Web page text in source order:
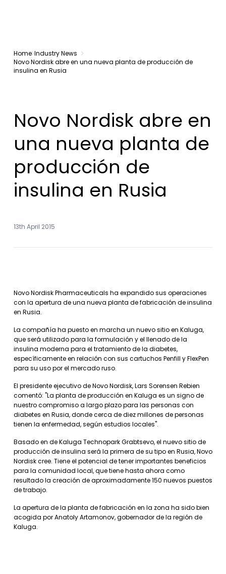
Home Industry News
Novo Nordisk abre en una nueva planta de producción de
insulina en Rusia
Novo Nordisk abre en
una nueva planta de
producción de
insulina en Rusia
13th April 2015
Novo Nordisk Pharmaceuticals ha expandido sus operaciones
con la apertura de una nueva planta de fabricación de insulina
en Rusia.
La compañía ha puesto en marcha un nuevo sitio en Kaluga,
que será utilizado para la formulación y el llenado de la
insulina moderna para el tratamiento de la diabetes,
específicamente en relación con sus cartuchos Penfill y FlexPen
para su uso por el mercado ruso.
El presidente ejecutivo de Novo Nordisk, Lars Sorensen Rebien
comentó: "La planta de producción en Kaluga es un signo de
nuestro compromiso a largo plazo para las personas con
diabetes en Rusia, donde cerca de diez millones de personas
tienen la enfermedad, según estudios locales".
Basado en de Kaluga Technopark Grabtsevo, el nuevo sitio de
producción de insulina será la primera de su tipo en Rusia, Novo
Nordisk cree. Tiene el potencial de tener importantes beneficios
para la comunidad local, que tiene hasta ahora como
resultado la creación de aproximadamente 150 nuevos puestos
de trabajo.
La apertura de la planta de fabricación en la zona ha sido bien
acogida por Anatoly Artamonov, gobernador de la región de
Kaluga.